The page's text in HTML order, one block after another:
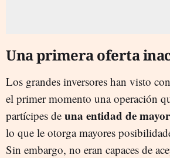
Una primera oferta
Los grandes inversores han visto
el primer momento una operación
partícipes de una entidad de
lo que le otorga mayores
Sin embargo, no eran capaces de